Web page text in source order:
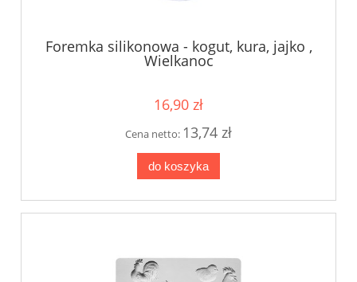
Foremka silikonowa - kogut, kura, jajko ,
Wielkanoc
16,90 zł
Cena netto: 13,74 zł
do koszyka